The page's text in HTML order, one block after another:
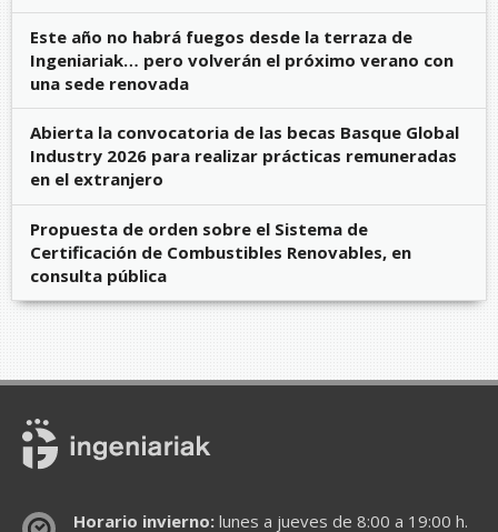
Este año no habrá fuegos desde la terraza de
Ingeniariak… pero volverán el próximo verano con
una sede renovada
Abierta la convocatoria de las becas Basque Global
Industry 2026 para realizar prácticas remuneradas
en el extranjero
Propuesta de orden sobre el Sistema de
Certificación de Combustibles Renovables, en
consulta pública
Horario invierno:lunes a jueves de 8:00 a 19:00 h.